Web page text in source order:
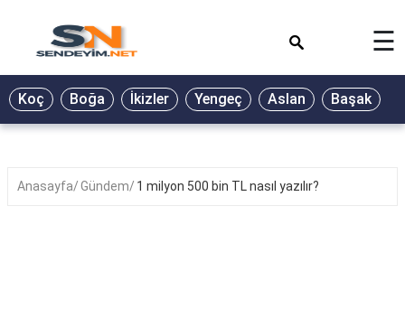
BİYOGRAFİ
GALERİ
☰
Koç Boğa İkizler Yengeç Aslan Başak
Anasayfa Gündem 1 milyon 500 bin TL nasıl yazılır?